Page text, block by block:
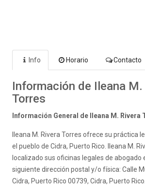
Info Horario Contacto
Información de Ileana M.
Torres
Información General de Ileana M. Rivera
Ileana M. Rivera Torres ofrece su práctica
el pueblo de Cidra, Puerto Rico. Ileana M.
localizado sus oficinas legales de abogado
siguiente dirección postal y/o física: Calle
Cidra, Puerto Rico 00739, Cidra, Puerto Rico.